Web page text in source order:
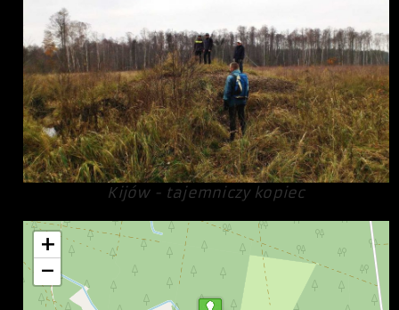
Kijów - tajemniczy kopiec
+
−